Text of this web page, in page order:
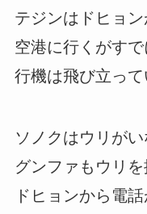
テジンはドヒョン
空港に行くがす
行機は飛び立って
ソノクはウリが
グンファもウリを
ドヒョンから電